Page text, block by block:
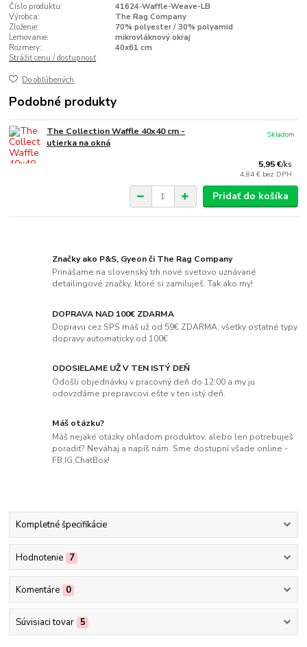
Číslo produktu:
41624-Waffle-Weave-LB
Výrobca:
The Rag Company
Zloženie:
70% polyester / 30% polyamid
Lemovanie:
mikrovláknový okraj
Rozmery:
40x61 cm
Strážiť cenu / dostupnosť
Do obľúbených
Podobné produkty
The Collection Waffle 40x40 cm -
utierka na okná
5,95 €/ks
4,84 € bez DPH
Skladom
Pridať do košíka
Značky ako P&S, Gyeon či The Rag Company
Prinášame na slovenský trh nové svetovo uznávané
detailingové značky, ktoré si zamiluješ. Tak ako my!
DOPRAVA NAD 100€ ZDARMA
Dopravu cez SPS máš už od 59€ ZDARMA, všetky ostatné typy
dopravy automaticky od 100€
ODOSIELAME UŽ V TEN ISTÝ DEŇ
Odošli objednávku v pracovný deň do 12:00 a my ju
odovzdáme prepravcovi ešte v ten istý deň.
Máš otázku?
Máš nejaké otázky ohľadom produktov, alebo len potrebuješ
poradiť? Neváhaj a napíš nám. Sme dostupní všade online -
FB,IG,ChatBox!
Kompletné špecifikácie
Hodnotenie 7
Komentáre 0
Súvisiaci tovar 5